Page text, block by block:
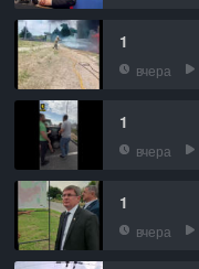
1
вчера
1
вчера
1
вчера